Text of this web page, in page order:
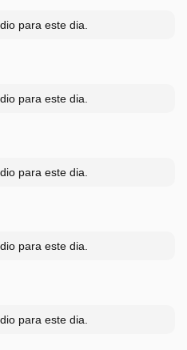
para este dia.
para este dia.
para este dia.
para este dia.
para este dia.